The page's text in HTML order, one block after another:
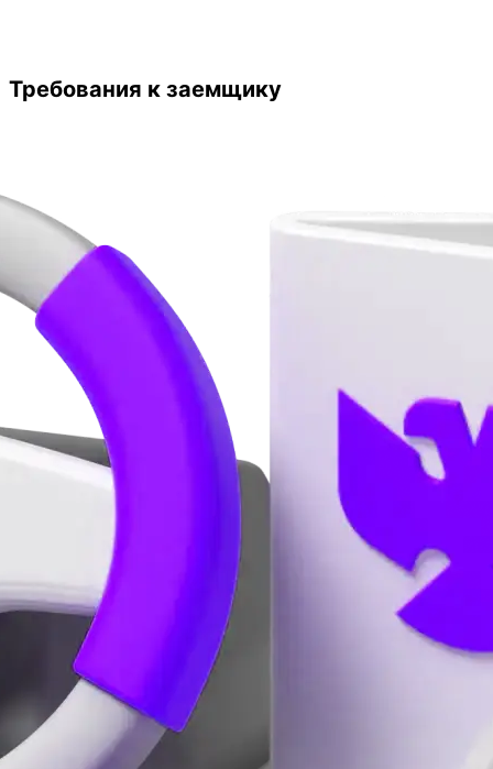
Требования к заемщику